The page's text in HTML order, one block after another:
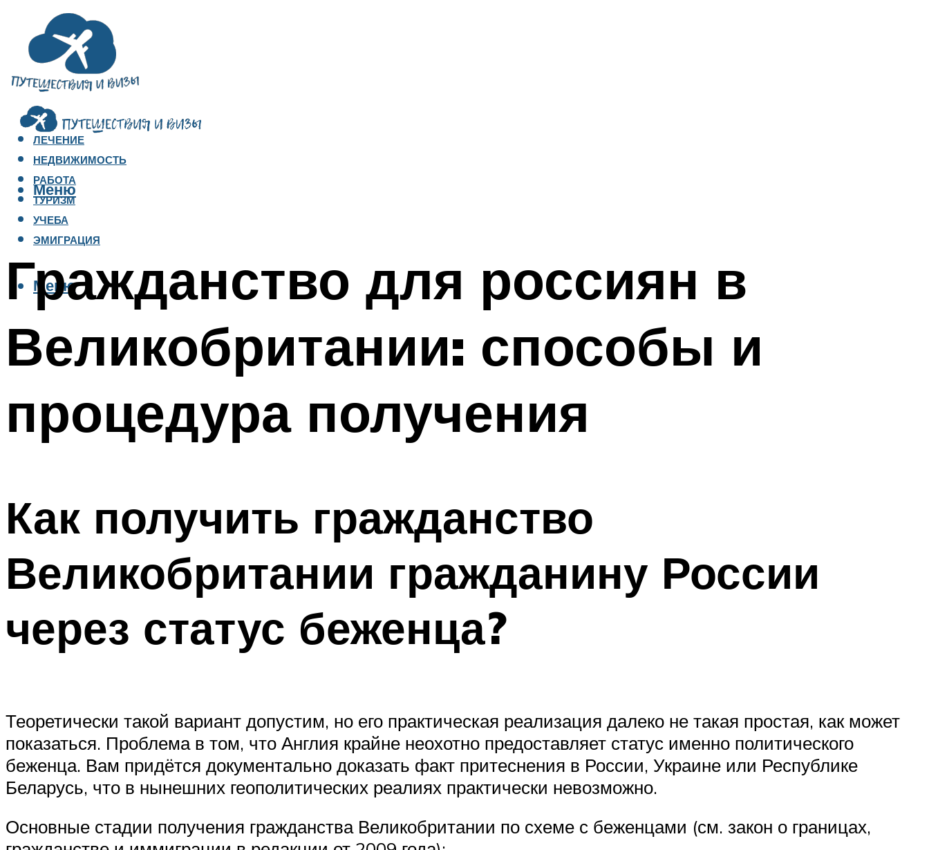
ЛЕЧЕНИЕ
НЕДВИЖИМОСТЬ
РАБОТА
ТУРИЗМ
УЧЕБА
ЭМИГРАЦИЯ
Меню
Меню
Гражданство для россиян в
Великобритании: способы и
процедура получения
Как получить гражданство
Великобритании гражданину России
через статус беженца?
Теоретически такой вариант допустим, но его практическая реализация далеко не такая простая, как может
показаться. Проблема в том, что Англия крайне неохотно предоставляет статус именно политического
беженца. Вам придётся документально доказать факт притеснения в России, Украине или Республике
Беларусь, что в нынешних геополитических реалиях практически невозможно.
Основные стадии получения гражданства Великобритании по схеме с беженцами (см. закон о границах,